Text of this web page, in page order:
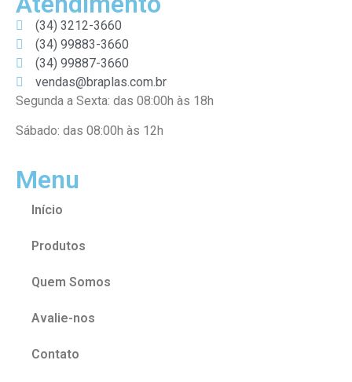
(34) 3212-3660
(34) 99883-3660
(34) 99887-3660
vendas@braplas.com.br
Segunda a Sexta: das 08:00h às 18h
Sábado: das 08:00h às 12h
Menu
Início
Produtos
Quem Somos
Avalie-nos
Contato